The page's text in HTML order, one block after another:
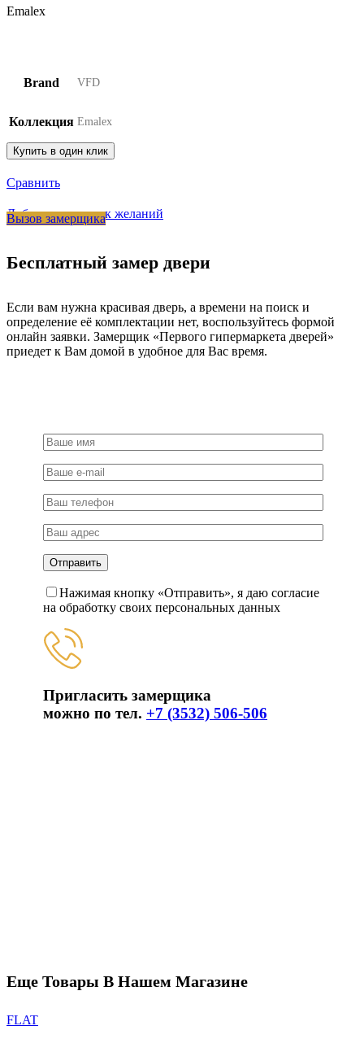
Emalex
Brand VFD
Коллекция Emalex
Купить в один клик
Сравнить
Добавить в список желаний
Вызов замерщика
Бесплатный замер двери
Если вам нужна красивая дверь, а времени на поиск и
определение её комплектации нет, воспользуйтесь формой
онлайн заявки. Замерщик «Первого гипермаркета дверей»
приедет к Вам домой в удобное для Вас время.
Нажимая кнопку «Отправить», я даю согласие
на обработку своих персональных данных
Пригласить замерщика
можно по тел. +7 (3532) 506-506
Еще Товары В Нашем Магазине
FLAT